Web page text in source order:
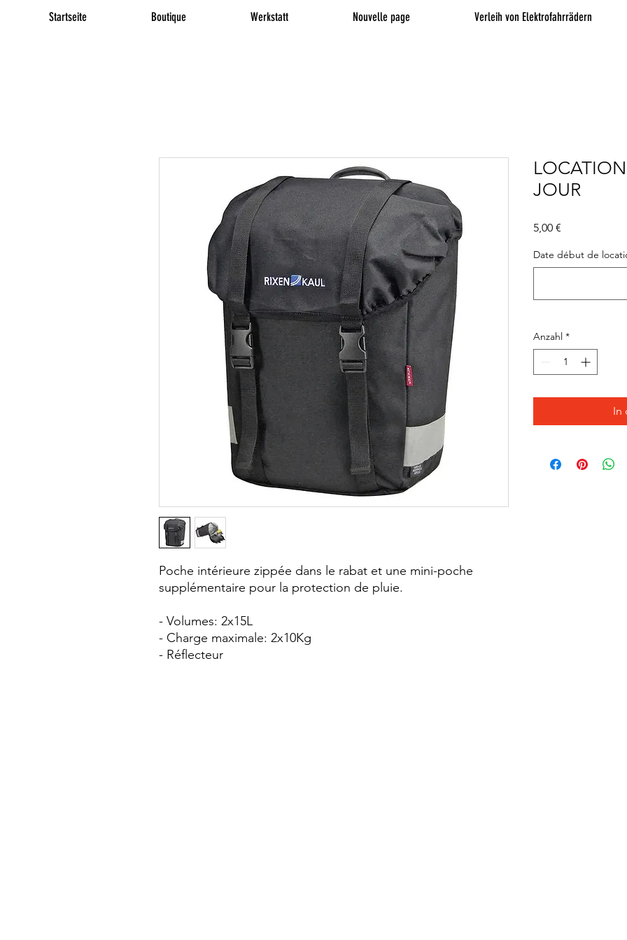
Startseite Boutique Werkstatt Nouvelle page Verleih von Elektrofahrrädern
Poche intérieure zippée dans le rabat et une mini-poche
supplémentaire pour la protection de pluie.
- Volumes: 2x15L
- Charge maximale: 2x10Kg
- Réflecteur
JOUR
5,00 €
Date début de
Anzahl *
In